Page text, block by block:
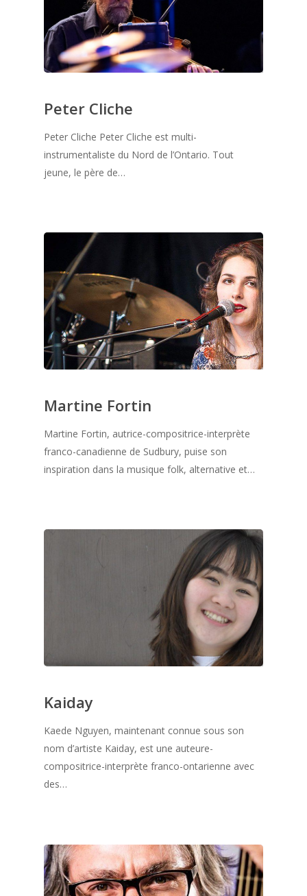
Peter Cliche
Peter Cliche Peter Cliche est multi-
instrumentaliste du Nord de l’Ontario. Tout
jeune, le père de…
Martine Fortin
Martine Fortin, autrice-compositrice-interprète
franco-canadienne de Sudbury, puise son
inspiration dans la musique folk, alternative et…
Kaiday
Kaede Nguyen, maintenant connue sous son
nom d’artiste Kaiday, est une auteure-
compositrice-interprète franco-ontarienne avec
des…